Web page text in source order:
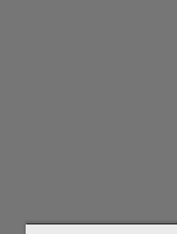
Diğer